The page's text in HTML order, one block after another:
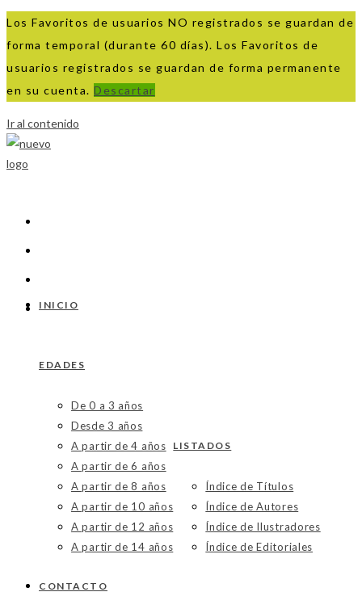
Los Favoritos de usuarios NO registrados se guardan de
forma temporal (durante 60 días). Los Favoritos de
usuarios registrados se guardan de forma permanente
en su cuenta. Descartar
Ir al contenido
INICIO
EDADES
De 0 a 3 años
Desde 3 años
A partir de 4 años
A partir de 6 años
A partir de 8 años
A partir de 10 años
A partir de 12 años
A partir de 14 años
LISTADOS
Índice de Títulos
Índice de Autores
Índice de Ilustradores
Índice de Editoriales
CONTACTO